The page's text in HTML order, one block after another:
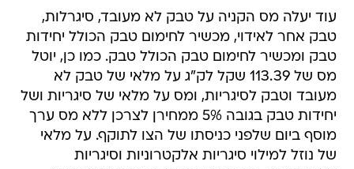
עוד יעלה מס הקניה על טבק לא מעובד, סיגרלות,
טבק אחר לאידוי, מכשיר לחימום טבק הכולל יחידות
טבק ומכשיר לחימום טבק הכולל טבק. כמו כן, יוטל
מס של 113.39 שקל לק"ג על מלאי של טבק לא
מעובד וטבק לסיגריות, ומס על מלאי של סיגריות ושל
יחידות טבק בגובה 5% ממחירן לצרכן ללא מס ערך
מוסף ביום שלפני כניסתו של הצו לתוקף. על מלאי
של נוזל למילוי סיגריות אלקטרוניות וסיגריות